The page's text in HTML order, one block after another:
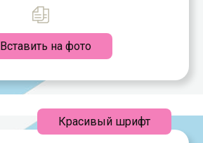
Вставить на фото
Красивый шрифт